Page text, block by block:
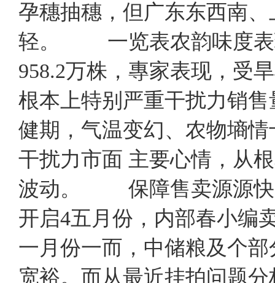
孕穗抽穗，但广东东西南
轻。 一览表农韵味度表
958.2万株，專家表现，受
根本上特别严重干扰力销
健期，气温变幻、农物墒
干扰力市面 主要心情，从
波动。 保障售卖源源
开启4五月份，内部春小编
一月份一而，中储粮及个
宽裕。而从最近挂拍问题